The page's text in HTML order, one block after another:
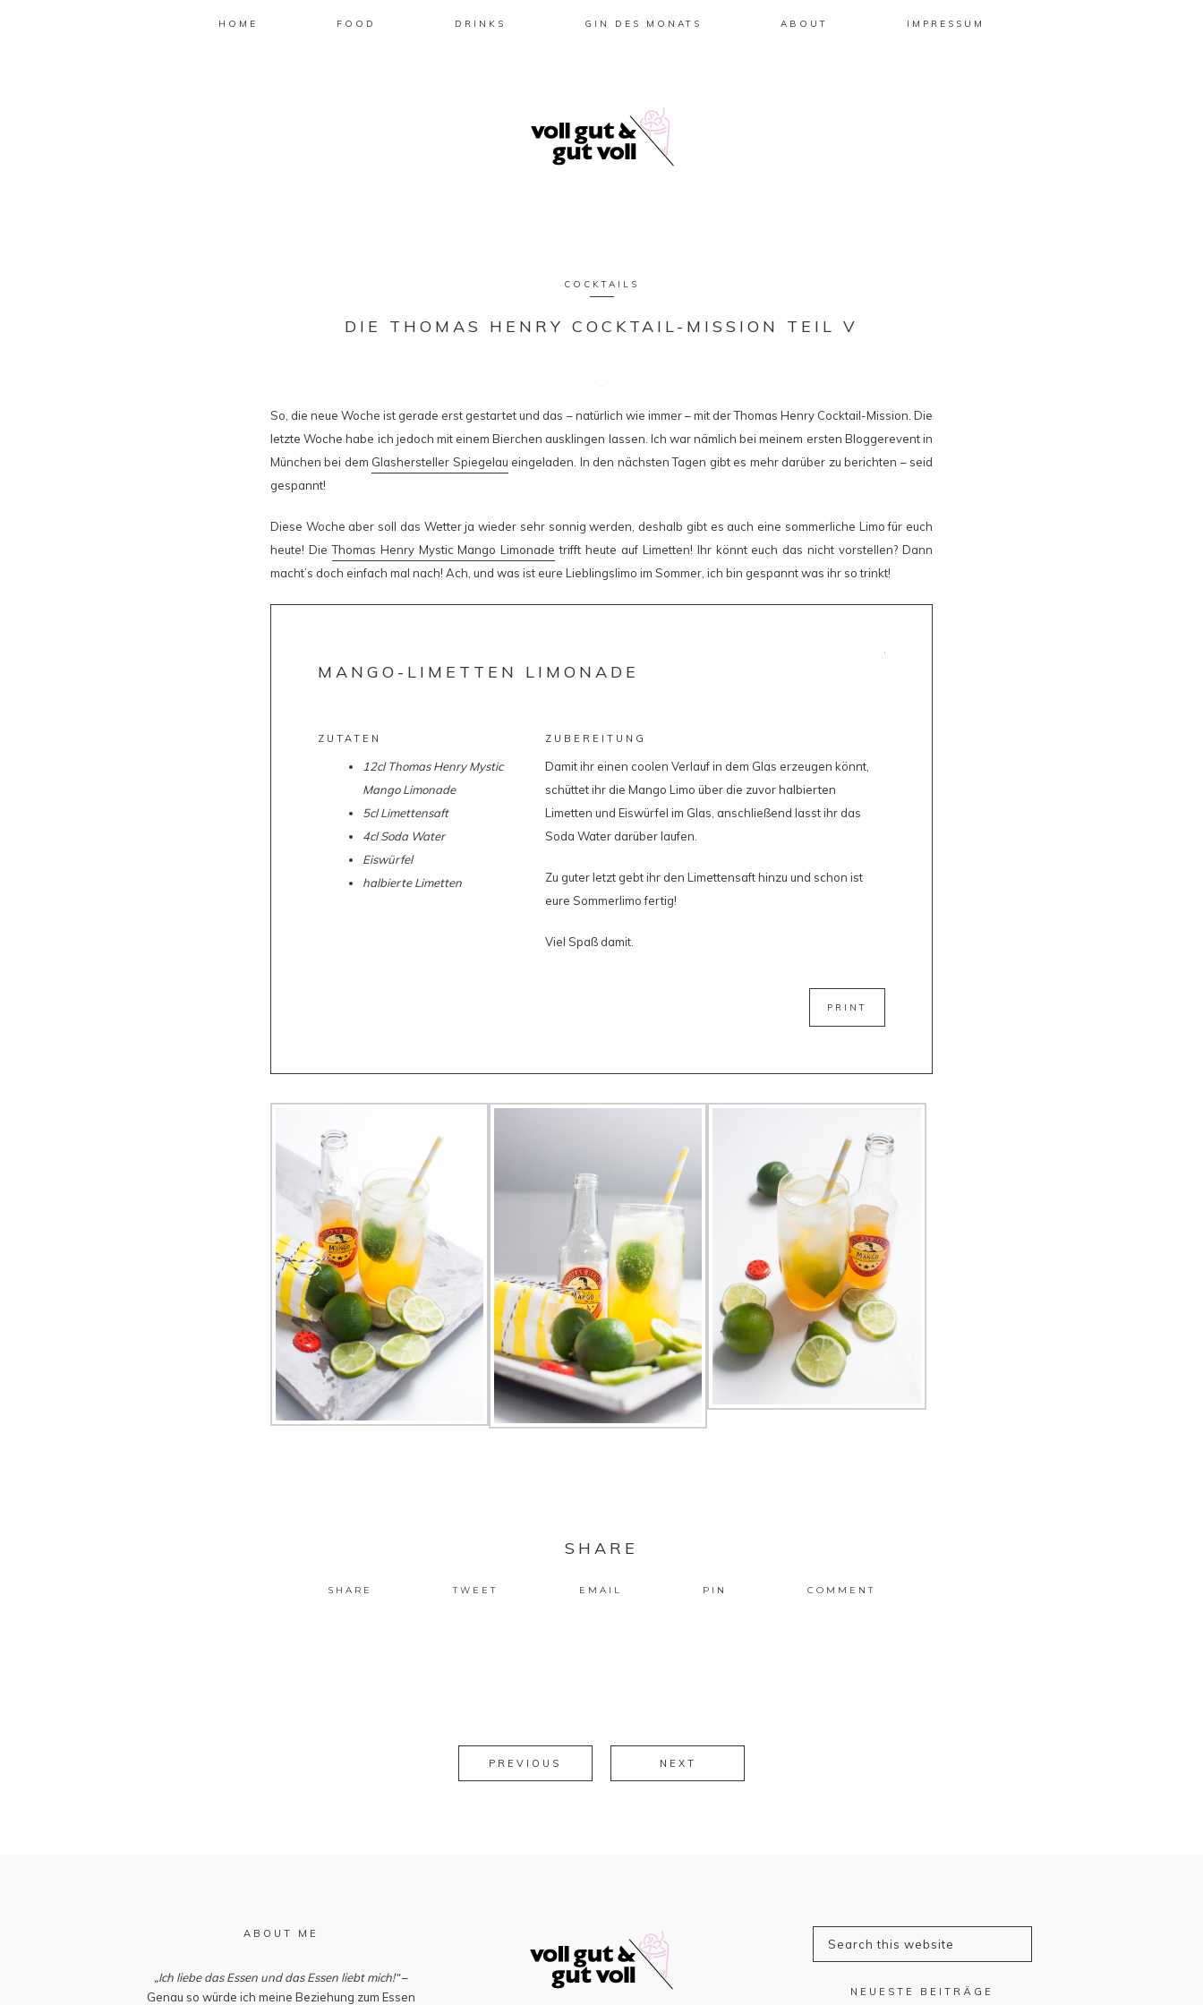
HOME FOOD DRINKS GIN DES MONATS ABOUT IMPRESSUM
COCKTAILS
DIE THOMAS HENRY COCKTAIL-MISSION TEIL V
So, die neue Woche ist gerade erst gestartet und das – natürlich wie immer – mit der Thomas Henry Cocktail-Mission. Die
letzte Woche habe ich jedoch mit einem Bierchen ausklingen lassen. Ich war nämlich bei meinem ersten Bloggerevent in
München bei dem Glashersteller Spiegelau eingeladen. In den nächsten Tagen gibt es mehr darüber zu berichten – seid
gespannt!
Diese Woche aber soll das Wetter ja wieder sehr sonnig werden, deshalb gibt es auch eine sommerliche Limo für euch
heute! DieThomas Henry Mystic Mango Limonade trifft heute auf Limetten! Ihr könnt euch das nicht vorstellen? Dann
macht’s doch einfach mal nach! Ach, und was ist eure Lieblingslimo im Sommer, ich bin gespannt was ihr so trinkt!
MANGO-LIMETTEN LIMONADE
ZUTATEN
12clThomas Henry Mystic
Mango Limonade
5cl Limettensaft
4cl Soda Water
Eiswürfel
halbierte Limetten
ZUBEREITUNG
Damit ihr einen coolen Verlauf in dem Glas erzeugen könnt,
schüttet ihr die Mango Limo über die zuvor halbierten
Limetten und Eiswürfel im Glas, anschließend lasst ihr das
Soda Water darüber laufen.
Zu guter letzt gebt ihr den Limettensaft hinzu und schon ist
eure Sommerlimo fertig!
Viel Spaß damit.
SHARE
SHARE TWEET EMAIL PIN COMMENT
PREVIOUS NEXT
ABOUT ME
„Ich liebe das Essen und das Essen liebt mich!“–
Genau so würde ich meine Beziehung zum Essen
NEUESTE BEITRÄGE